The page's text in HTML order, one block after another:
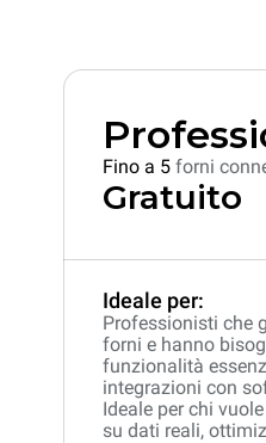
Fino a 5 forni
Gratuito
Ideale per:
Professionisti che
forni e hanno
funzionalità
integrazioni con
Ideale per chi
su dati reali,